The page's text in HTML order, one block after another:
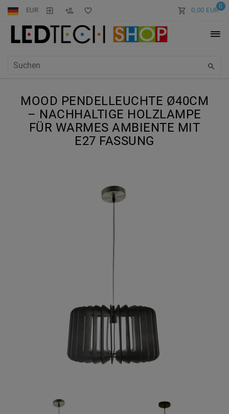
EUR 0
0,00 EUR
MOOD PENDELLEUCHTE Ø40CM
– NACHHALTIGE HOLZLAMPE
FÜR WARMES AMBIENTE MIT
E27 FASSUNG